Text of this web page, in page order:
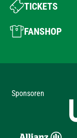
TICKETS
FANSHOP
Sponsoren